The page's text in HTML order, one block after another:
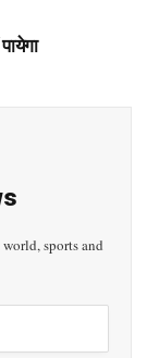
sports and